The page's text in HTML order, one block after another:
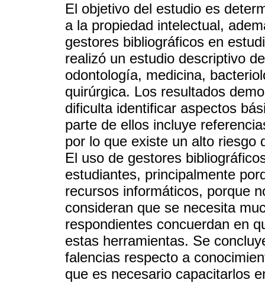
El objetivo del estudio es
a la propiedad intelectual,
gestores bibliográficos en
realizó un estudio descriptivo
odontología, medicina,
quirúrgica. Los resultados
dificulta identificar aspectos
parte de ellos incluye
por lo que existe un alto riesgo
El uso de gestores
estudiantes, principalmente
recursos informáticos, porque
consideran que se necesita
respondientes concuerdan en
estas herramientas. Se
falencias respecto a
que es necesario capacitarlos